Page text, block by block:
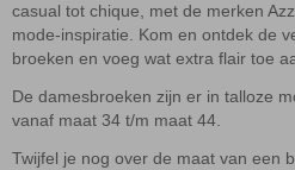
casual tot chique, met de merken
mode-inspiratie. Kom en ontdek de
broeken en voeg wat extra flair toe
De damesbroeken zijn er in talloze
vanaf maat 34 t/m maat 44.
Twijfel je nog over de maat van een